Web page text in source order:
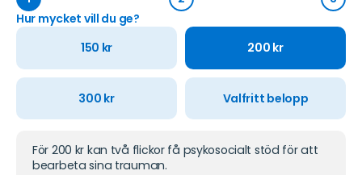
Hur mycket vill du ge?
150 kr 200 kr
300 kr Valfritt belopp
För 200 kr kan två flickor få psykosocialt stöd för att
bearbeta sina trauman.